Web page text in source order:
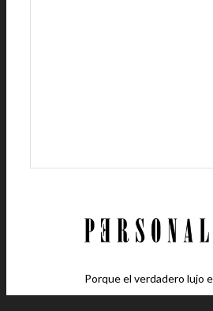
Porque el verdadero lujo